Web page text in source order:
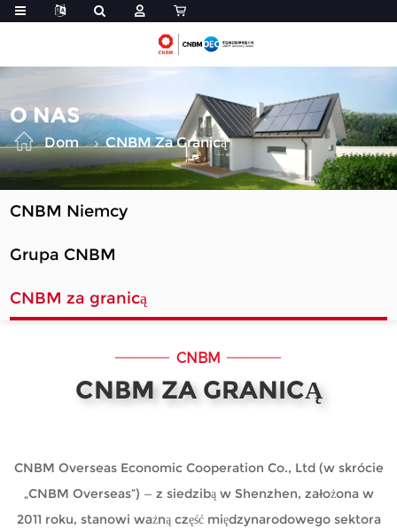
O NAS
Dom CNBM Za Granicą
CNBM Niemcy
Grupa CNBM
CNBM za granicą
CNBM
CNBM ZA GRANICĄ
CNBM Overseas Economic Cooperation Co., Ltd (w skrócie
„CNBM Overseas”) — z siedzibą w Shenzhen, założona w
2011 roku, stanowi ważną część międzynarodowego sektora